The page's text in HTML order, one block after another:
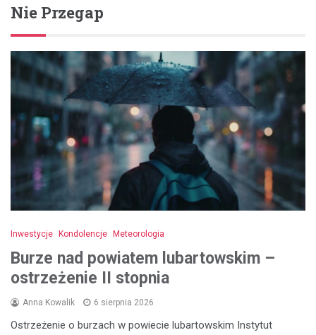
Nie Przegap
Inwestycje Kondolencje Meteorologia
Burze nad powiatem lubartowskim –
ostrzeżenie II stopnia
Anna Kowalik 6 sierpnia 2026
Ostrzeżenie o burzach w powiecie lubartowskim Instytut